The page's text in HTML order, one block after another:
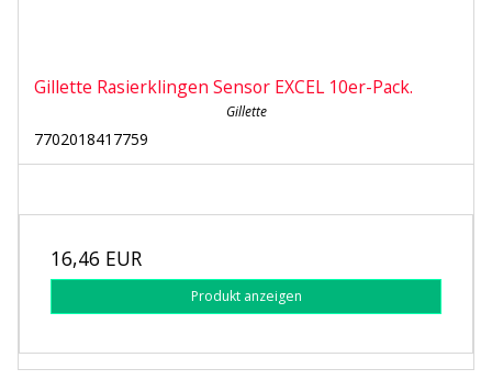
Gillette Rasierklingen Sensor EXCEL 10er-Pack.
Gillette
7702018417759
16,46 EUR
Produkt anzeigen